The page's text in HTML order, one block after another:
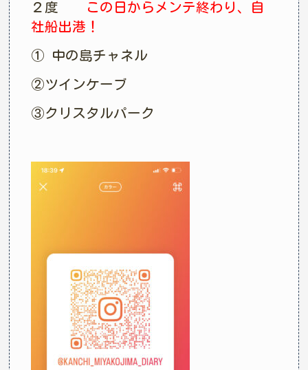
２度
この日からメンテ終わり、自
社船出港！
① 中の島チャネル
②ツインケーブ
③クリスタルパーク